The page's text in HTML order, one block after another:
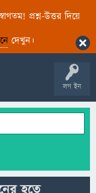
প্রশ্ন-উত্তর দিয়ে
দেখুন।
লগ ইন